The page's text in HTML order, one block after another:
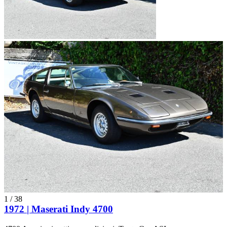
1 /38
1972 | Maserati Indy 4700